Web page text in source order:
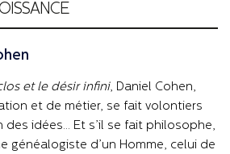
et le désir infini, Daniel Cohen,
et de métier, se fait volontiers
idées… Et s’il se fait philosophe,
généalogiste d’un Homme, celui de